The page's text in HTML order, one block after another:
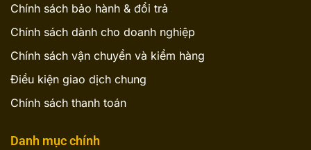
Chính sách bảo hành & đổi trả
Chính sách dành cho doanh nghiệp
Chính sách vận chuyển và kiểm hàng
Điều kiện giao dịch chung
Chính sách thanh toán
Danh mục chính